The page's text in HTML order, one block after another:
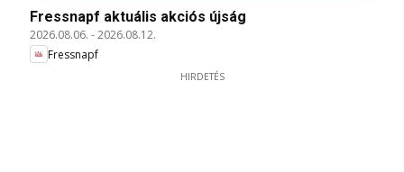
Fressnapf aktuális akciós újság
2026.08.06. -2026.08.12.
Fressnapf
HIRDETÉS